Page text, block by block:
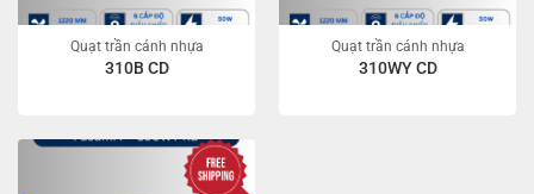
Quạt trần cánh nhựa
310B CD
Quạt trần cánh nhựa
310WY CD